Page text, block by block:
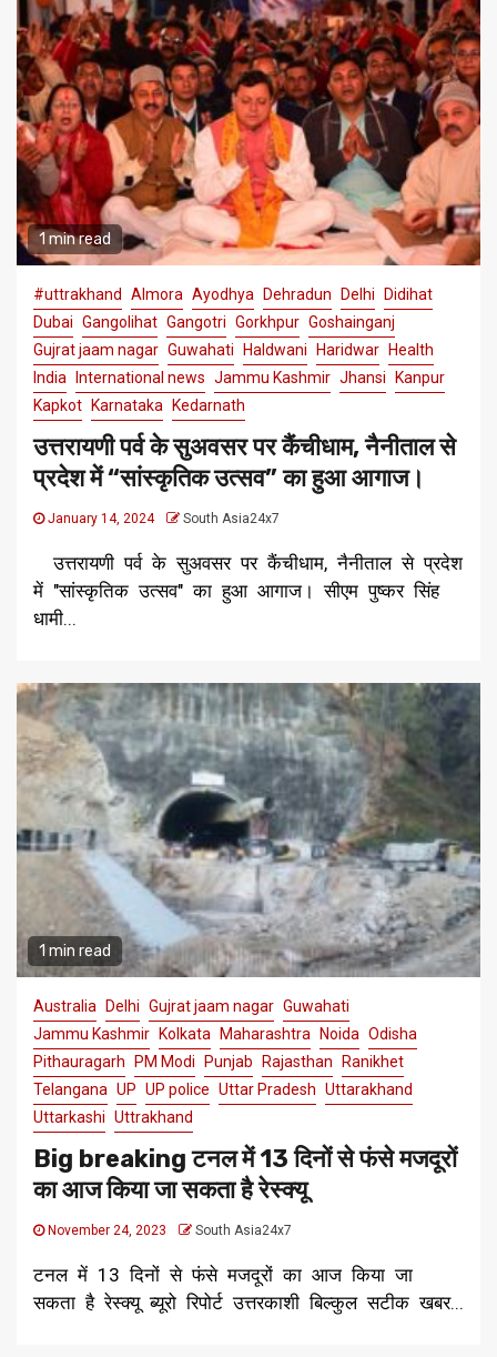
1 min read
#uttrakhand Almora Ayodhya Dehradun Delhi
Didihat
Dubai Gangolihat Gangotri Gorkhpur Goshainganj
Gujrat jaam nagar Guwahati Haldwani Haridwar
Health
India
International news Jammu Kashmir Jhansi
Kanpur
Kapkot
Karnataka Kedarnath
उत्तरायणी पर्व के सुअवसर पर कैंचीधाम, नैनीताल से
प्रदेश में “सांस्कृतिक उत्सव” का हुआ आगाज।
January 14, 2024 South Asia24x7
उत्तरायणी पर्व के सुअवसर पर कैंचीधाम, नैनीताल से प्रदेश
में "सांस्कृतिक उत्सव" का हुआ आगाज। सीएम पुष्कर सिंह
धामी...
1 min read
Australia Delhi Gujrat jaam nagar Guwahati
Jammu Kashmir
Kolkata Maharashtra Noida Odisha
Pithauragarh
PM Modi Punjab Rajasthan
Ranikhet
Telangana UP UP police Uttar Pradesh Uttarakhand
Uttarkashi Uttrakhand
Big breaking टनल में 13 दिनों से फंसे मजदूरों
का आज किया जा सकता है रेस्क्यू
November 24, 2023 South Asia24x7
टनल में 13 दिनों से फंसे मजदूरों का आज किया जा
सकता है रेस्क्यू ब्यूरो रिपोर्ट उत्तरकाशी बिल्कुल सटीक खबर...